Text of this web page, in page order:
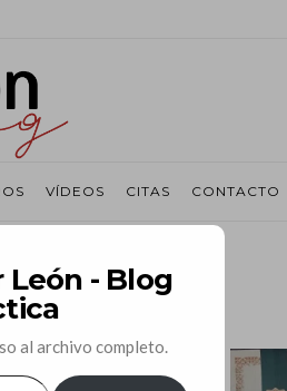
VÍDEOS CITAS CONTACTO
León - Blog
al archivo completo.